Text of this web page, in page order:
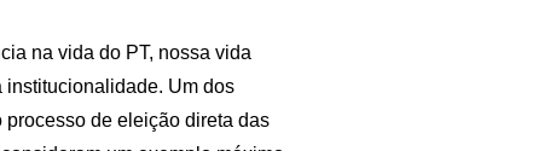
na vida do PT, nossa vida
institucionalidade. Um dos
de eleição direta das